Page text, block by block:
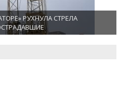
РУХНУЛА СТРЕЛА